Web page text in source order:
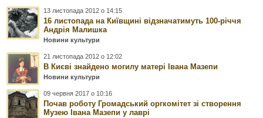
13 листопада 2012 о 14:15
16 листопада на Київщині відзначатимуть 100-річчя
Андрія Малишка
Новини культури
21 листопада 2012 о 12:02
В Києві знайдено могилу матері Івана Мазепи
Новини культури
09 червня 2017 о 10:16
Почав роботу Громадський оргкомітет зі створення
Музею Івана Мазепи у лаврі